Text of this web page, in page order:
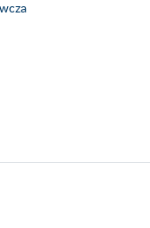
strona